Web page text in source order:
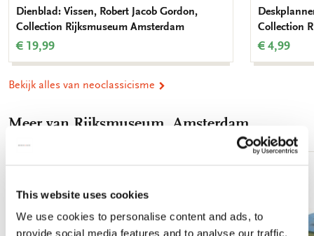
This website uses cookies
We use cookies to personalise content and ads, to
provide social media features and to analyse our traffic.
Dienblad: Vissen, Robert Jacob Gordon,
Collection Rijksmuseum Amsterdam
€ 19,99
Collection
€ 4,99
Bekijk alles van neoclassicisme
Meer van Rijksmuseum, Amsterdam